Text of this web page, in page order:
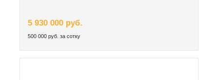
5 930 000 руб.
500 000 руб. за сотку